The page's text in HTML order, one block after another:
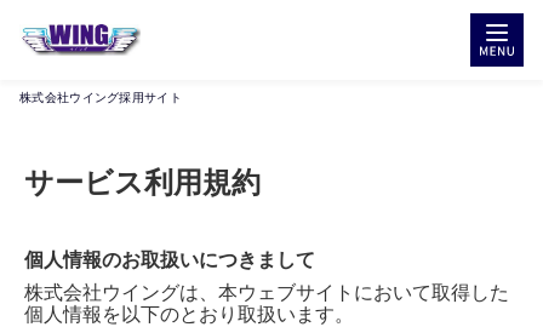
株式会社ウイング採用サイト
サービス利用規約
個人情報のお取扱いにつきまして
株式会社ウイングは、本ウェブサイトにおいて取得した
個人情報を以下のとおり取扱います。